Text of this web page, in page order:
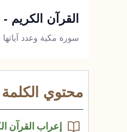
القرآن الكريم -
سورة مكية وعدد آياتها 46
محتوي الكلمة
إعراب القرآن